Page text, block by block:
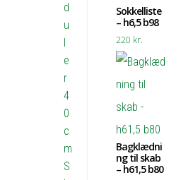
Sokkelliste
– h6,5 b98
220 kr.
Bagklædni
ng til skab
– h61,5 b80
d
u
l
e
r
4
0
c
m
S